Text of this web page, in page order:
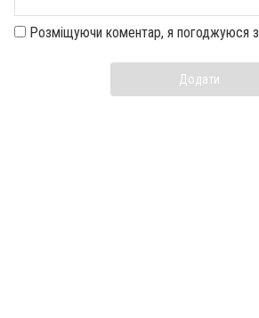
Розміщуючи коментар, я погоджуюся з
Додати